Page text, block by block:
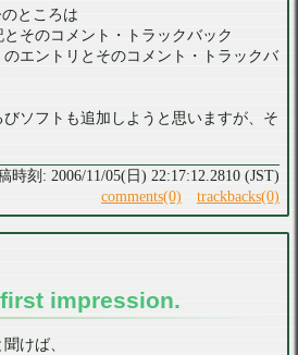
ところは
とそのコメント・トラックバック
のエントリとそのコメント・トラックバ
ソフトも追加しようと思いますが、そ
2006/11/05(日) 22:17:12.2810 (JST)
comments(0)
trackbacks(0)
impression.
けば、